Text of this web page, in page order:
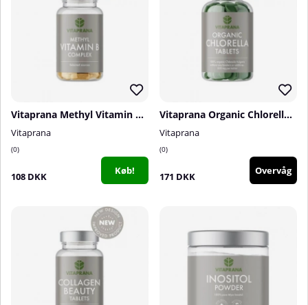
Vitaprana Methyl Vitamin B Complex, 50 caps
Vitaprana
0
108 DKK Køb!
Vitaprana Organic Chlorella, 250 tabs
Vitaprana
0
171 DKK Overvåg